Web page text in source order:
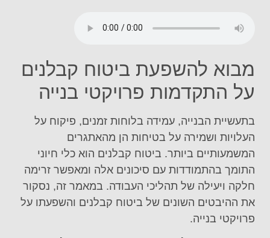
מבוא להשפעת ביטוח קבלנים
על התקדמות פרויקטי בנייה
בתעשיית הבנייה, עמידה בלוחות זמנים, פיקוח על
העלויות ושמירה על בטיחות הן מהאתגרים
המשמעותיים ביותר. ביטוח קבלנים הוא כלי חיוני
התומך בהתמודדות עם סיכונים אלה ומאפשר זרימה
חלקה ויעילה של תהליכי העבודה. במאמר זה, נסקור
את ההיבטים השונים של ביטוח קבלנים והשפעתו על
פרויקטי בנייה.